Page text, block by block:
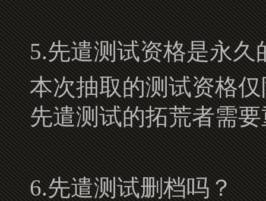
5.先遣测试资格是永久
本次抽取的测试资格
先遣测试的拓荒者需
6.先遣测试删档吗？